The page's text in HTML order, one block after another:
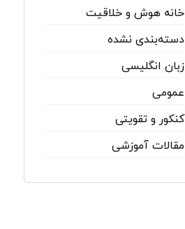
خانه هوش و خلاقیت
دسته‌بندی نشده
زبان انگلیسی
عمومی
کنکور و تقویتی
مقالات آموزشی